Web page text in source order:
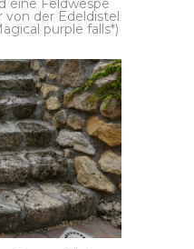
eine Feldwespe
von der Edeldistel
purple falls*)